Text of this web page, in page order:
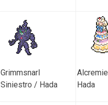
Grimmsnarl
Siniestro / Hada
Alcremie
Hada